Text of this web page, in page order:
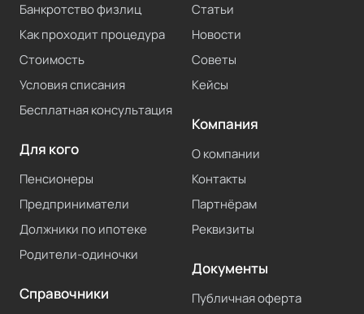
Банкротство физлиц
Как проходит процедура
Стоимость
Условия списания
Бесплатная консультация
Для кого
Пенсионеры
Предприниматели
Должники по ипотеке
Родители-одиночки
Справочники
Статьи
Новости
Советы
Кейсы
Компания
О компании
Контакты
Партнёрам
Реквизиты
Документы
Публичная оферта